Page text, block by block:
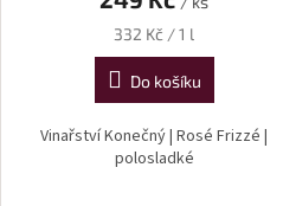
Měrná
cena:
332 Kč / 1 l
Do košíku
Vinařství Konečný | Rosé Frizzé |
polosladké